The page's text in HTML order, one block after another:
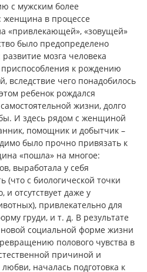
с мужским более
женщина в процессе
«привлекающей», «зовущей»
было предопределено
мозга человека
к рождению
вследствие чего понадобилось
ребенок рождался
жизни, долго
И здесь рядом с женщиной
помощник и добытчик –
было прочно привязать к
«пошла» на многое:
выработала у себя
(что с биологической точки
отсутствует даже у
привлекательно для
груди, и т. д. В результате
социальной форме жизни
полового чувства в
причиной и
началась подготовка к